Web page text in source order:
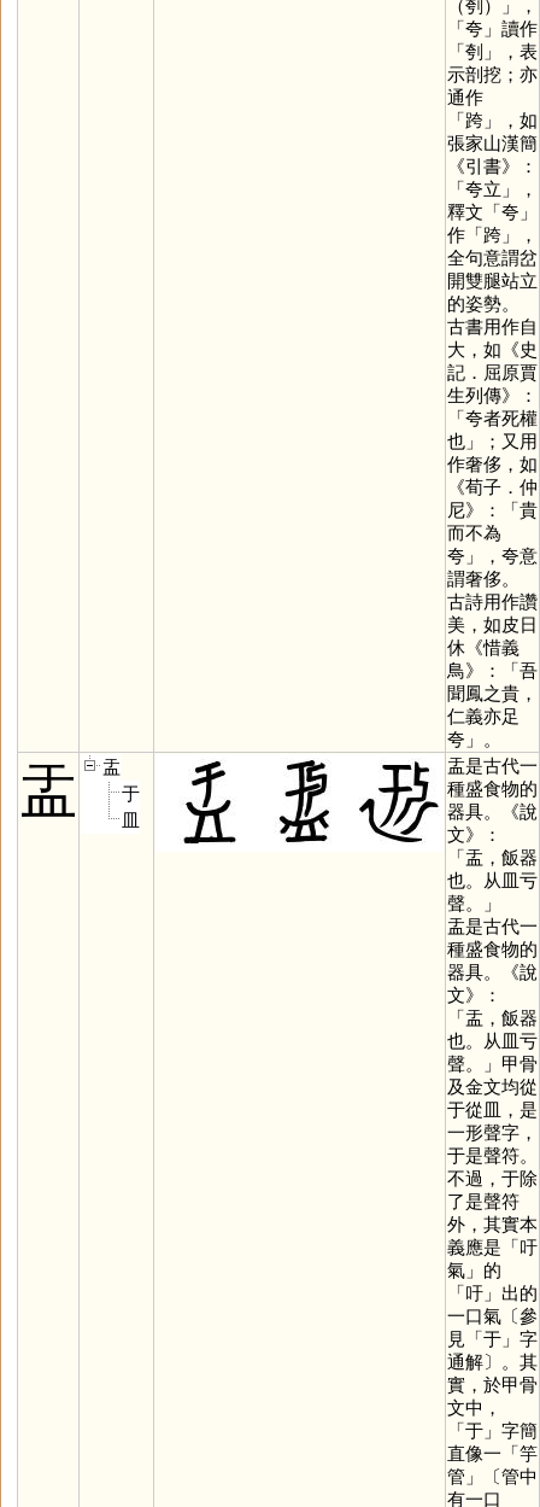
（刳）」，
「夸 」讀作
「刳 」，表
示剖挖；亦
通作
「跨 」，如
張家山漢簡
《引書》：
「夸立」，
釋文「夸 」
作「跨 」，
全句意謂岔
開雙腿站立
的姿勢。
古書用作自
大，如《史
記．屈原賈
生列傳》：
「夸者死權
也」；又用
作奢侈，如
《荀子．仲
尼》：「貴
而不為
夸」，夸意
謂奢侈。
古詩用作讚
美，如皮日
休《惜義
鳥》：「吾
聞鳳之貴，
仁義亦足
夸」。
盂
盂
于
皿
盂是古代一
種盛食物的
器具。《說
文》：
「盂，飯器
也。从皿亏
聲。」
盂是古代一
種盛食物的
器具。《說
文》：
「盂，飯器
也。从皿亏
聲。」甲骨
及金文均從
于從皿，是
一形聲字，
于是聲符。
不過，于除
了是聲符
外，其實本
義應是「吁
氣」的
「吁」出的
一口氣〔參
見「于」字
通解〕。其
實，於甲骨
文中，
「于」字簡
直像一「竽
管」〔管中
有一口